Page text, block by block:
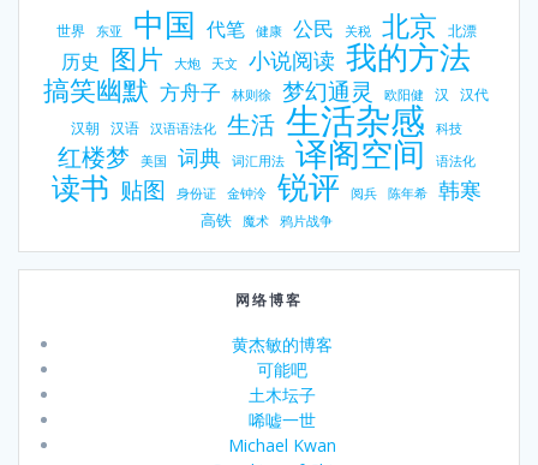
世界 东亚 中国 代笔 健康 公民 关税 北京 北漂
历史 图片 大炮 天文 小说阅读 我的方法
搞笑幽默 方舟子 林则徐 梦幻通灵 欧阳健 汉 汉代
汉朝 汉语 汉语语法化 生活 生活杂感 科技
红楼梦 美国 词典 词汇用法 译阁空间 语法化
读书 贴图 身份证 金钟泠 锐评 阅兵 陈年希 韩寒
高铁 魔术 鸦片战争
网络博客
黄杰敏的博客
可能吧
土木坛子
唏嘘一世
Michael Kwan